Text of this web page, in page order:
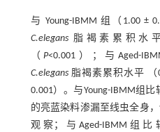
与 Young-IBMM 组（1.00 ±
C.elegans脂褐素累积水平
（P<0.001）；与Aged-
C.elegans脂褐素累积水平 （
0.001）。与Young-IBMM组比
的亮蓝染料渗漏至线虫全身
观 察； 与 Aged-IBMM 组 比